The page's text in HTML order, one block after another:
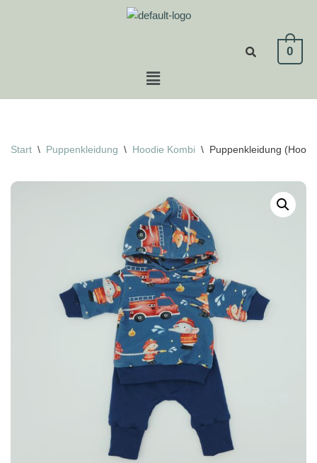
0
Start \ Puppenkleidung \ Hoodie Kombi \ Puppenkleidung